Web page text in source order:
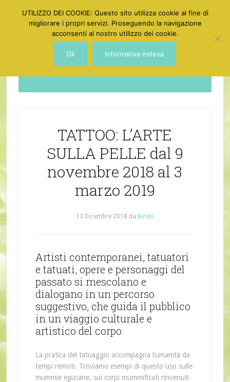
Dotgirl
TATTOO: L’ARTE
SULLA PELLE dal 9
novembre 2018 al 3
marzo 2019
13 Dicembre 2018 da Bimbi
Artisti contemporanei, tatuatori
e tatuati, opere e personaggi del
passato si mescolano e
dialogano in un percorso
suggestivo, che guida il pubblico
in un viaggio culturale e
artistico del corpo
La pratica del tatuaggio accompagna l’umanità da
tempi remoti. Troviamo esempi di questo uso sulle
mummie egiziane, sui corpi mummificati rinvenuti
UTILIZZO DEI COOKIE: Questo sito utilizza cookie al fine di
migliorare i propri servizi. Proseguendo la navigazione
acconsenti al nostro utilizzo dei cookie.
Ok Informativa estesa